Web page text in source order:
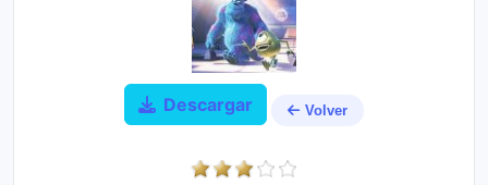
Descargar Volver